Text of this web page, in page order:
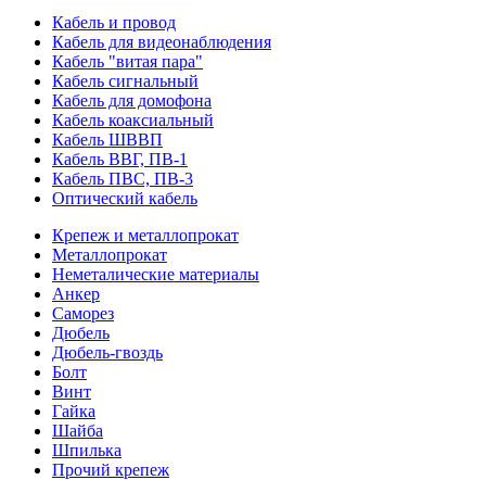
Кабель и провод
Кабель для видеонаблюдения
Кабель "витая пара"
Кабель сигнальный
Кабель для домофона
Кабель коаксиальный
Кабель ШВВП
Кабель ВВГ, ПВ-1
Кабель ПВС, ПВ-3
Оптический кабель
Крепеж и металлопрокат
Металлопрокат
Неметалические материалы
Анкер
Саморез
Дюбель
Дюбель-гвоздь
Болт
Винт
Гайка
Шайба
Шпилька
Прочий крепеж